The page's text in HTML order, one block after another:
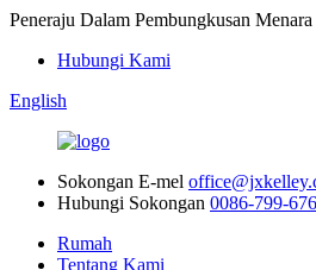
Peneraju Dalam Pembungkusan
Hubungi Kami
English
Sokongan E-mel
Hubungi Sokongan 0086-799-
Rumah
Tentang Kami